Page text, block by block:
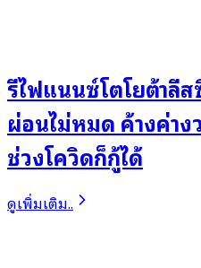
รีไฟแนนซ์โตโยต้าลี
ผ่อนไม่หมด ค้างค่า
ช่วงโควิดก็กู้ได้
ดูเพิ่มเติม..